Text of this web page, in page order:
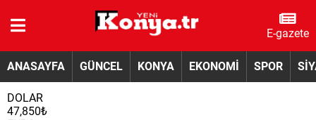
E-gazete
ANASAYFA GÜNCEL KONYA EKONOMİ SPOR
DOLAR
47,850₺